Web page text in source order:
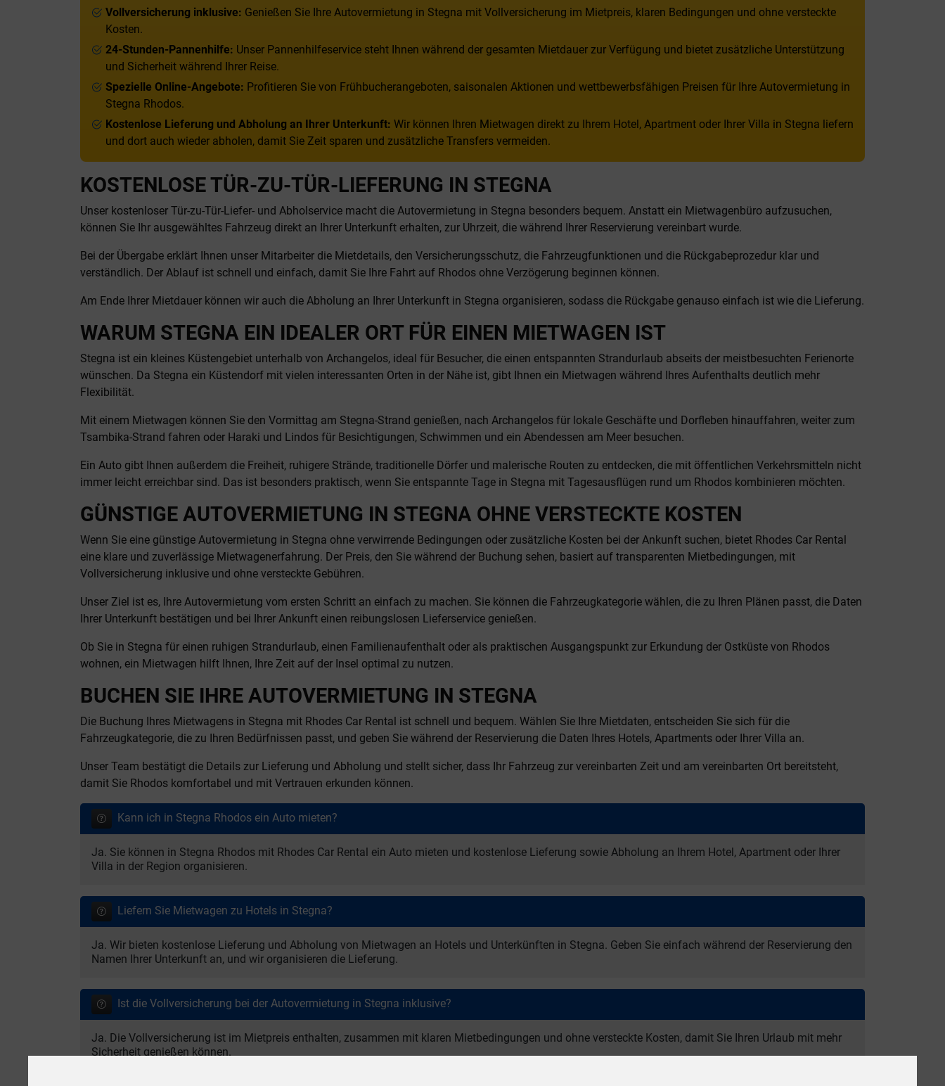
Vollversicherung inklusive: Genießen Sie Ihre Autovermietung in Stegna mit Vollversicherung im Mietpreis, klaren Bedingungen und ohne versteckte
Kosten.
24-Stunden-Pannenhilfe: Unser Pannenhilfeservice steht Ihnen während der gesamten Mietdauer zur Verfügung und bietet zusätzliche Unterstützung
und Sicherheit während Ihrer Reise.
Spezielle Online-Angebote: Profitieren Sie von Frühbucherangeboten, saisonalen Aktionen und wettbewerbsfähigen Preisen für Ihre Autovermietung in
Stegna Rhodos.
Kostenlose Lieferung und Abholung an Ihrer Unterkunft: Wir können Ihren Mietwagen direkt zu Ihrem Hotel, Apartment oder Ihrer Villa in Stegna liefern
und dort auch wieder abholen, damit Sie Zeit sparen und zusätzliche Transfers vermeiden.
KOSTENLOSE TÜR-ZU-TÜR-LIEFERUNG IN STEGNA
Unser kostenloser Tür-zu-Tür-Liefer- und Abholservice macht die Autovermietung in Stegna besonders bequem. Anstatt ein Mietwagenbüro aufzusuchen,
können Sie Ihr ausgewähltes Fahrzeug direkt an Ihrer Unterkunft erhalten, zur Uhrzeit, die während Ihrer Reservierung vereinbart wurde.
Bei der Übergabe erklärt Ihnen unser Mitarbeiter die Mietdetails, den Versicherungsschutz, die Fahrzeugfunktionen und die Rückgabeprozedur klar und
verständlich. Der Ablauf ist schnell und einfach, damit Sie Ihre Fahrt auf Rhodos ohne Verzögerung beginnen können.
Am Ende Ihrer Mietdauer können wir auch die Abholung an Ihrer Unterkunft in Stegna organisieren, sodass die Rückgabe genauso einfach ist wie die Lieferung.
WARUM STEGNA EIN IDEALER ORT FÜR EINEN MIETWAGEN IST
Stegna ist ein kleines Küstengebiet unterhalb von Archangelos, ideal für Besucher, die einen entspannten Strandurlaub abseits der meistbesuchten Ferienorte
wünschen. Da Stegna ein Küstendorf mit vielen interessanten Orten in der Nähe ist, gibt Ihnen ein Mietwagen während Ihres Aufenthalts deutlich mehr
Flexibilität.
Mit einem Mietwagen können Sie den Vormittag am Stegna-Strand genießen, nach Archangelos für lokale Geschäfte und Dorfleben hinauffahren, weiter zum
Tsambika-Strand fahren oder Haraki und Lindos für Besichtigungen, Schwimmen und ein Abendessen am Meer besuchen.
Ein Auto gibt Ihnen außerdem die Freiheit, ruhigere Strände, traditionelle Dörfer und malerische Routen zu entdecken, die mit öffentlichen Verkehrsmitteln nicht
immer leicht erreichbar sind. Das ist besonders praktisch, wenn Sie entspannte Tage in Stegna mit Tagesausflügen rund um Rhodos kombinieren möchten.
GÜNSTIGE AUTOVERMIETUNG IN STEGNA OHNE VERSTECKTE KOSTEN
Wenn Sie eine günstige Autovermietung in Stegna ohne verwirrende Bedingungen oder zusätzliche Kosten bei der Ankunft suchen, bietet Rhodes Car Rental
eine klare und zuverlässige Mietwagenerfahrung. Der Preis, den Sie während der Buchung sehen, basiert auf transparenten Mietbedingungen, mit
Vollversicherung inklusive und ohne versteckte Gebühren.
Unser Ziel ist es, Ihre Autovermietung vom ersten Schritt an einfach zu machen. Sie können die Fahrzeugkategorie wählen, die zu Ihren Plänen passt, die Daten
Ihrer Unterkunft bestätigen und bei Ihrer Ankunft einen reibungslosen Lieferservice genießen.
Ob Sie in Stegna für einen ruhigen Strandurlaub, einen Familienaufenthalt oder als praktischen Ausgangspunkt zur Erkundung der Ostküste von Rhodos
wohnen, ein Mietwagen hilft Ihnen, Ihre Zeit auf der Insel optimal zu nutzen.
BUCHEN SIE IHRE AUTOVERMIETUNG IN STEGNA
Die Buchung Ihres Mietwagens in Stegna mit Rhodes Car Rental ist schnell und bequem. Wählen Sie Ihre Mietdaten, entscheiden Sie sich für die
Fahrzeugkategorie, die zu Ihren Bedürfnissen passt, und geben Sie während der Reservierung die Daten Ihres Hotels, Apartments oder Ihrer Villa an.
Unser Team bestätigt die Details zur Lieferung und Abholung und stellt sicher, dass Ihr Fahrzeug zur vereinbarten Zeit und am vereinbarten Ort bereitsteht,
damit Sie Rhodos komfortabel und mit Vertrauen erkunden können.
Kann ich in Stegna Rhodos ein Auto mieten?
Ja. Sie können in Stegna Rhodos mit Rhodes Car Rental ein Auto mieten und kostenlose Lieferung sowie Abholung an Ihrem Hotel, Apartment oder Ihrer
Villa in der Region organisieren.
Liefern Sie Mietwagen zu Hotels in Stegna?
Ja. Wir bieten kostenlose Lieferung und Abholung von Mietwagen an Hotels und Unterkünften in Stegna. Geben Sie einfach während der Reservierung den
Namen Ihrer Unterkunft an, und wir organisieren die Lieferung.
Ist die Vollversicherung bei der Autovermietung in Stegna inklusive?
Ja. Die Vollversicherung ist im Mietpreis enthalten, zusammen mit klaren Mietbedingungen und ohne versteckte Kosten, damit Sie Ihren Urlaub mit mehr
Sicherheit genießen können.